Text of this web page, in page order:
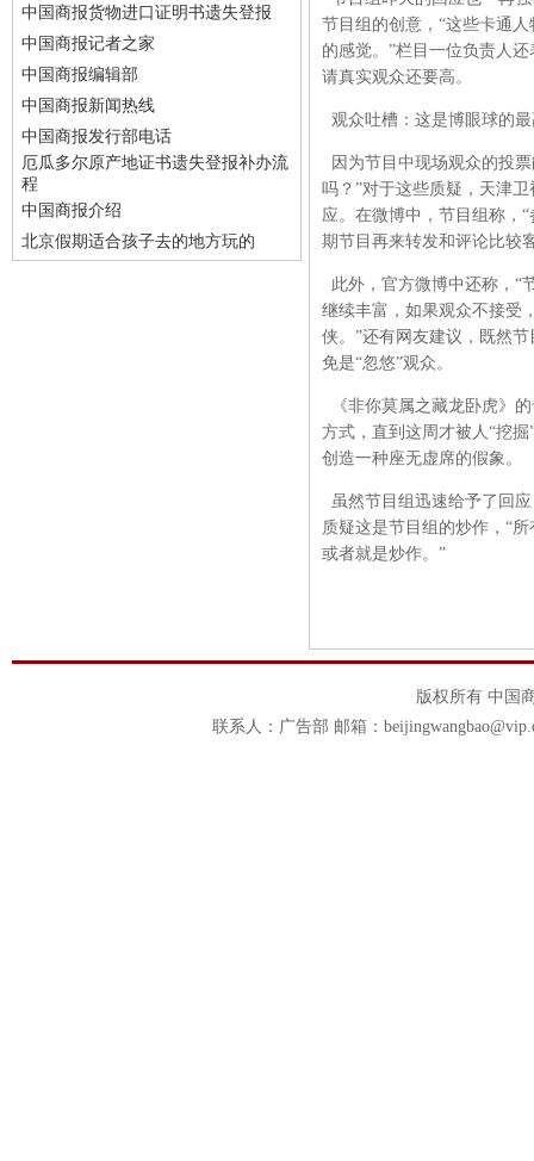
中国商报货物进口证明书遗失登报
中国商报记者之家
中国商报编辑部
中国商报新闻热线
中国商报发行部电话
厄瓜多尔原产地证书遗失登报补办流
程
中国商报介绍
北京假期适合孩子去的地方玩的
节目组的创意，“这些卡通
的感觉。”栏目一位负责人
请真实观众还要高。
观众吐槽：这是博眼球的
因为节目中现场观众的投
吗？”对于这些质疑，天津
应。在微博中，节目组称，
期节目再来转发和评论比较
此外，官方微博中还称，“
继续丰富，如果观众不接受
侠。”还有网友建议，既然
免是“忽悠”观众。
《非你莫属之藏龙卧虎》
方式，直到这周才被人“挖
创造一种座无虚席的假象。
虽然节目组迅速给予了回
质疑这是节目组的炒作，“
或者就是炒作。”
版权所有 中国
联系人：广告部 邮箱：